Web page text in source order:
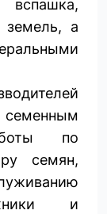
земель, а
семенным
по
семян,
и